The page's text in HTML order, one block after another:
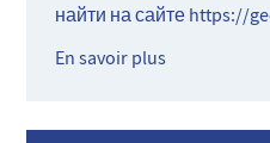
найти на сайте https://
En savoir plus